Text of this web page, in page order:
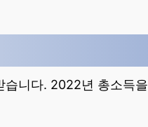
니다. 2022년 총소득을